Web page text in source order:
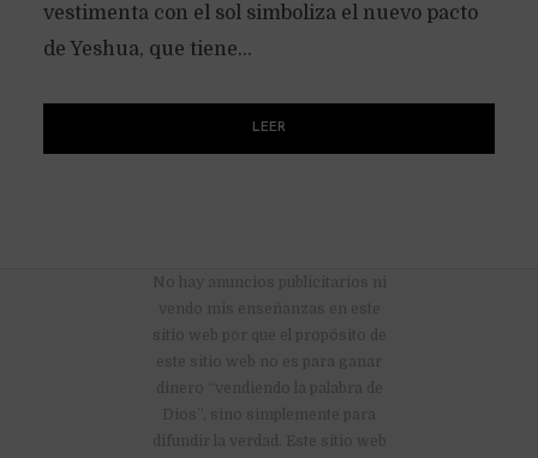
vestimenta con el sol simboliza el nuevo pacto
de Yeshua, que tiene...
LEER
No hay anuncios publicitarios ni
vendo mis enseñanzas en este
sitio web por que el propósito de
este sitio web no es para ganar
dinero “vendiendo la palabra de
Dios”, sino simplemente para
difundir la verdad. Este sitio web